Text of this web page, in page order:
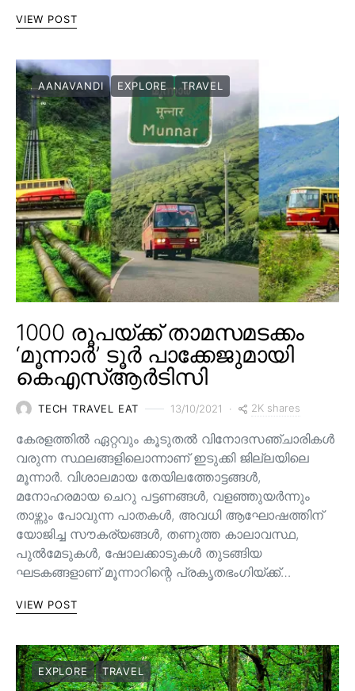
VIEW POST
AANAVANDI EXPLORE TRAVEL
1000 രൂപയ്ക്ക് താമസമടക്കം
‘മൂന്നാർ’ ടൂർ പാക്കേജുമായി
കെഎസ്ആർടിസി
TECH TRAVEL EAT 13/10/2021 2K shares
കേരളത്തിൽ ഏറ്റവും കൂടുതൽ വിനോദസഞ്ചാരികൾ
വരുന്ന സ്ഥലങ്ങളിലൊന്നാണ് ഇടുക്കി ജില്ലയിലെ
മൂന്നാർ. വിശാലമായ തേയിലത്തോട്ടങ്ങള്‍,
മനോഹരമായ ചെറു പട്ടണങ്ങള്‍, വളഞ്ഞുയര്‍ന്നും
താഴ്ന്നും പോവുന്ന പാതകള്‍, അവധി ആഘോഷത്തിന്
യോജിച്ച സൗകര്യങ്ങള്‍, തണുത്ത കാലാവസ്ഥ,
പുൽമേടുകൾ, ഷോലക്കാടുകൾ തുടങ്ങിയ
ഘടകങ്ങളാണ് മൂന്നാറിന്റെ പ്രകൃതഭംഗിയ്ക്ക്…
VIEW POST
EXPLORE TRAVEL